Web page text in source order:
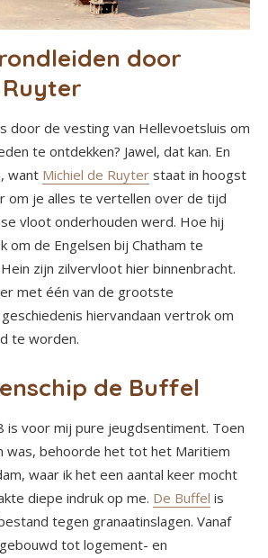
door
door de vesting van Hellevoetsluis om
te ontdekken? Jawel, dat kan. En
want Michiel de Ruyter staat in hoogst
om je alles te vertellen over de tijd
vloot onderhouden werd. Hoe hij
om de Engelsen bij Chatham te
zijn zilvervloot hier binnenbracht.
met één van de grootste
hiervandaan vertrok om
te worden.
de Buffel
is voor mij pure jeugdsentiment. Toen
was, behoorde het tot het Maritiem
waar ik het een aantal keer mocht
diepe indruk op me. De Buffel is
tegen granaatinslagen. Vanaf
tot logement- en